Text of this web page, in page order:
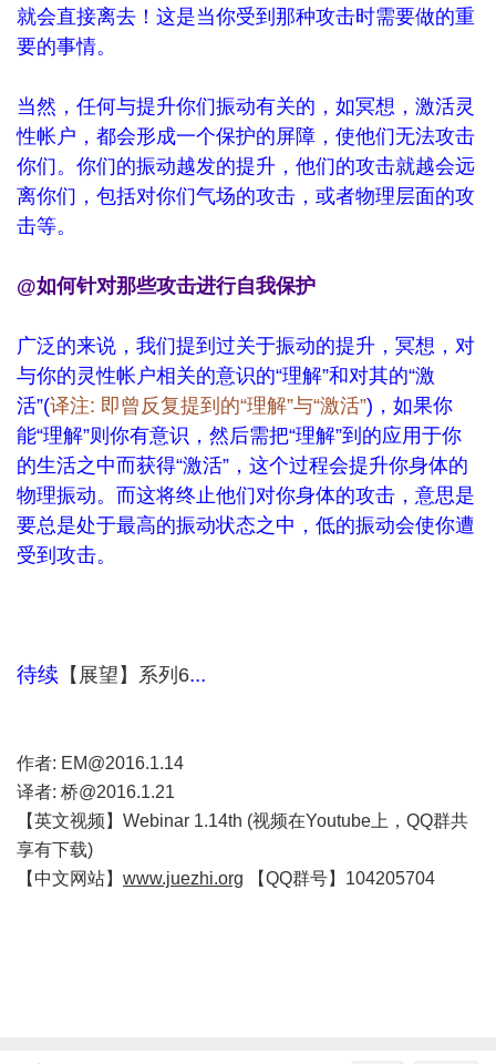
就会直接离去！这是当你受到那种攻击时需要做的重
要的事情。
当然，任何与提升你们振动有关的，如冥想，激活灵
性帐户，都会形成一个保护的屏障，使他们无法攻击
你们。你们的振动越发的提升，他们的攻击就越会远
离你们，包括对你们气场的攻击，或者物理层面的攻
击等。
@如何针对那些攻击进行自我保护
广泛的来说，我们提到过关于振动的提升，冥想，对
与你的灵性帐户相关的意识的“理解”和对其的“激
活”(译注: 即曾反复提到的“理解”与“激活”)，如果你
能“理解”则你有意识，然后需把“理解”到的应用于你
的生活之中而获得“激活”，这个过程会提升你身体的
物理振动。而这将终止他们对你身体的攻击，意思是
要总是处于最高的振动状态之中，低的振动会使你遭
受到攻击。
待续 【展望】系列6...
作者: EM@2016.1.14
译者: 桥@2016.1.21
【英文视频】 Webinar 1.14th (视频在Youtube 上， QQ群共
享有下载)
【中文网站】 www.juezhi.org 【QQ群号】 104205704